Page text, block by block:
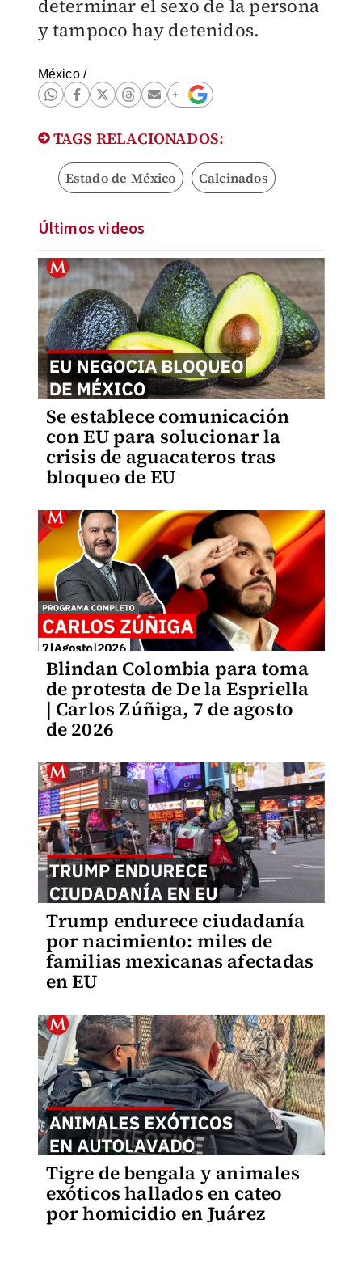
determinar el sexo de la persona
y tampoco hay detenidos.
México/
TAGS RELACIONADOS:
Estado de México Calcinados
Últimos videos
Se establece comunicación
con EU para solucionar la
crisis de aguacateros tras
bloqueo de EU
Blindan Colombia para toma
de protesta de De la Espriella
| Carlos Zúñiga, 7 de agosto
de 2026
Trump endurece ciudadanía
por nacimiento: miles de
familias mexicanas afectadas
en EU
Tigre de bengala y animales
exóticos hallados en cateo
por homicidio en Juárez